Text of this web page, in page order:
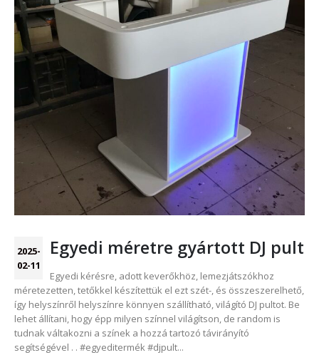
2025-
02-11
Egyedi méretre gyártott DJ pult
Egyedi kérésre, adott keverőkhöz, lemezjátszókhoz
méretezetten, tetőkkel készítettük el ezt szét-, és összeszerelhető,
így helyszínről helyszínre könnyen szállítható, világító DJ pultot. Be
lehet állítani, hogy épp milyen színnel világítson, de random is
tudnak váltakozni a színek a hozzá tartozó távirányító
segítségével . . #egyeditermék #djpult...